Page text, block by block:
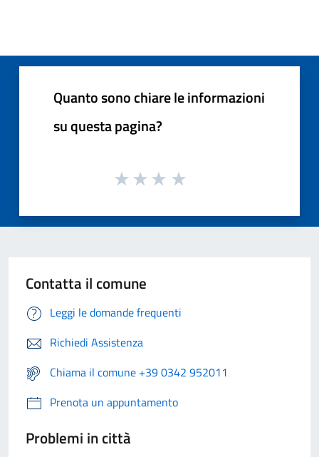
Quanto sono chiare le informazioni
su questa pagina?
Contatta il comune
Leggi le domande frequenti
Richiedi Assistenza
Chiama il comune +39 0342 952011
Prenota un appuntamento
Problemi in città